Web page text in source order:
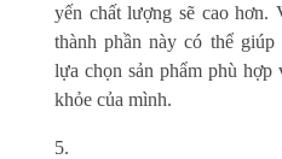
yến chất lượng sẽ cao hơn.
thành phần này có thể giúp
lựa chọn sản phẩm phù hợp
khỏe của mình.